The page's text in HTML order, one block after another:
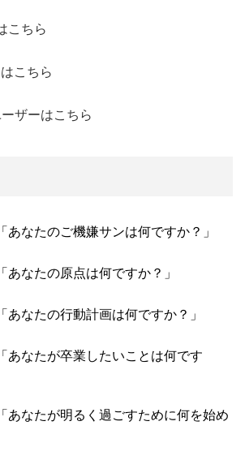
こちら
こちら
ザーはこちら
なたのご機嫌サンは何ですか？」
なたの原点は何ですか？」
なたの行動計画は何ですか？」
あなたが卒業したいことは何です
あなたが明るく過ごすために何を始め